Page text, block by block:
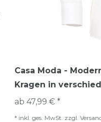
Casa Moda -
Kragen in
ab 47,99 € *
* inkl. ges. MwSt. zzgl.